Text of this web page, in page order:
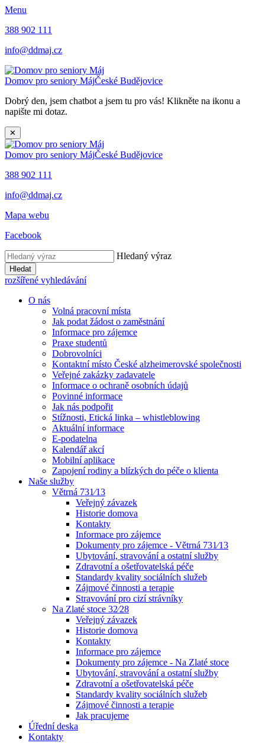
Menu
388 902 111
info@ddmaj.cz
Domov pro seniory MájČeské Budějovice
Dobrý den, jsem chatbot a jsem tu pro vás! Klikněte na ikonu a
napište mi dotaz.
✕
Domov pro seniory MájČeské Budějovice
388 902 111
info@ddmaj.cz
Mapa webu
Facebook
Hledaný výraz
Hledat
rozšířené vyhledávání
O nás
Volná pracovní místa
Jak podat žádost o zaměstnání
Informace pro zájemce
Praxe studentů
Dobrovolníci
Kontaktní místo České alzheimerovské společnosti
Veřejné zakázky zadavatele
Informace o ochraně osobních údajů
Povinné informace
Jak nás podpořit
Stížnosti, Etická linka – whistleblowing
Aktuální informace
E-podatelna
Kalendář akcí
Mobilní aplikace
Zapojení rodiny a blízkých do péče o klienta
Naše služby
Větrná 731⁄13
Veřejný závazek
Historie domova
Kontakty
Informace pro zájemce
Dokumenty pro zájemce - Větrná 731⁄13
Ubytování, stravování a ostatní služby
Zdravotní a ošetřovatelská péče
Standardy kvality sociálních služeb
Zájmové činnosti a terapie
Stravování pro cizí strávníky
Na Zlaté stoce 32⁄28
Veřejný závazek
Historie domova
Kontakty
Informace pro zájemce
Dokumenty pro zájemce - Na Zlaté stoce
Ubytování, stravování a ostatní služby
Zdravotní a ošetřovatelská péče
Standardy kvality sociálních služeb
Zájmové činnosti a terapie
Jak pracujeme
Úřední deska
Kontakty